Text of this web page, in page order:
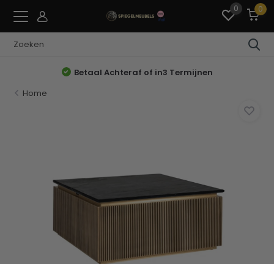
0 0
Betaal Achteraf of in3 Termijnen
Home